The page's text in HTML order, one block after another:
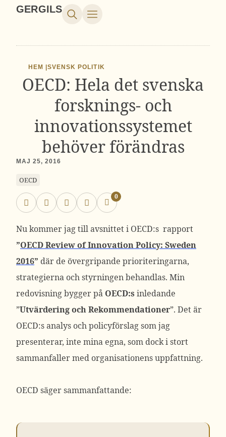
GERGILS
HEM |SVENSK POLITIK
OECD: Hela det svenska
forsknings- och
innovationssystemet
behöver förändras
MAJ 25, 2016
OECD
0
Nu kommer jag till avsnittet i OECD:s rapport
”OECD Review of Innovation Policy: Sweden
2016” där de övergripande prioriteringarna,
strategierna och styrningen behandlas. Min
redovisning bygger på OECD:s inledande
”Utvärdering och Rekommendationer”. Det är
OECD:s analys och policyförslag som jag
presenterar, inte mina egna, som dock i stort
sammanfaller med organisationens uppfattning.
OECD säger sammanfattande: